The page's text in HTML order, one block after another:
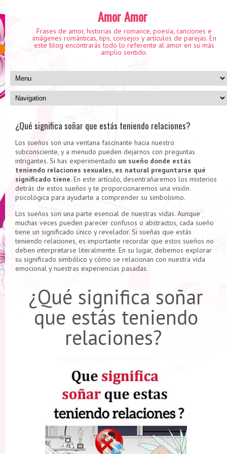
Amor Amor
Frases de amor, historias de romance, poesía, canciones e
imágenes románticas, tips, consejos y artículos de parejas. En
este blog encontrarás todo lo referente al amor en su más
amplio sentido.
¿Qué significa soñar que estás teniendo relaciones?
Los sueños son una ventana fascinante hacia nuestro
subconsciente, y a menudo pueden dejarnos con preguntas
intrigantes. Si has experimentado un sueño donde estás
teniendo relaciones sexuales, es natural preguntarse qué
significado tiene. En este artículo, desentrañaremos los misterios
detrás de estos sueños y te proporcionaremos una visión
psicológica para ayudarte a comprender su simbolismo.
Los sueños son una parte esencial de nuestras vidas. Aunque
muchas veces pueden parecer confusos o abstractos, cada sueño
tiene un significado único y revelador. Si sueñas que estás
teniendo relaciones, es importante recordar que estos sueños no
deben interpretarse literalmente. En su lugar, debemos explorar
su significado simbólico y cómo se relacionan con nuestra vida
emocional y nuestras experiencias pasadas.
¿Qué significa soñar
que estás teniendo
relaciones?